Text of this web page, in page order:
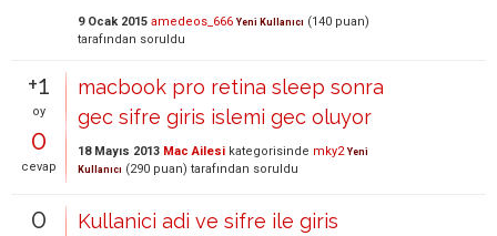
9 Ocak 2015 amedeos_666 Yeni Kullanıcı (140 puan)
tarafından soruldu
+1
oy
0
cevap
macbook pro retina sleep sonra
gec sifre giris islemi gec oluyor
18 Mayıs 2013 Mac Ailesi kategorisinde mky2 Yeni
Kullanıcı (290 puan) tarafından soruldu
0
Kullanici adi ve sifre ile giris